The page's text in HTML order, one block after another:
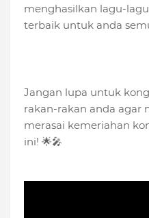
menghasilkan lagu-
terbaik untuk anda
Jangan lupa untuk
rakan-rakan anda agar
merasai kemeriahan
ini! 🌟🎤